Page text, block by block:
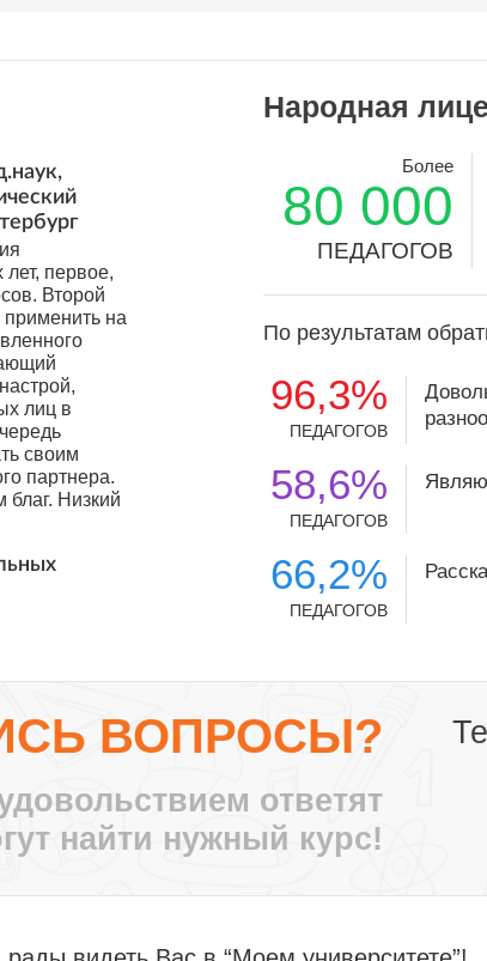
первое,
Второй
на
лиц в
своим
партнера.
Низкий
заставлял
ДО-2,
найти
Народная
Более
80 000
ПЕДАГОГОВ
По результатам
96,3%
ПЕДАГОГОВ
58,6%
ПЕДАГОГОВ
66,2%
ПЕДАГОГОВ
ВОПРОСЫ?
ответят
найти нужный курс!